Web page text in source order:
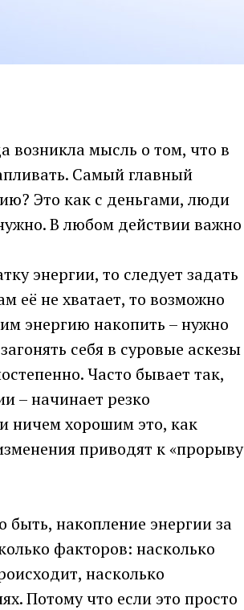
возникла мысль о том, что в
Самый главный
Это как с деньгами, люди
В любом действии важно
энергии, то следует задать
её не хватает, то возможно
энергию накопить – нужно
себя в суровые аскезы
Часто бывает так,
– начинает резко
ничем хорошим это, как
приводят к «прорыву
быть, накопление энергии за
факторов: насколько
насколько
Потому что если это просто